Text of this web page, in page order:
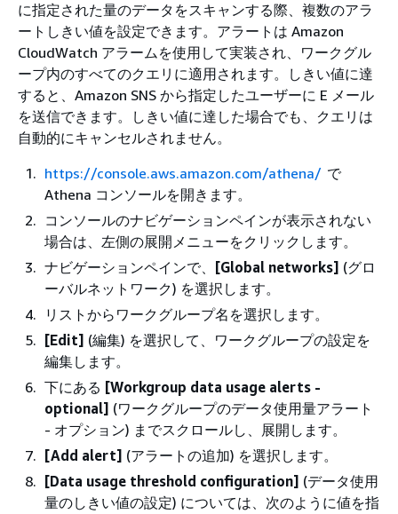
に指定された量のデータをスキャンする際、複数のアラ
ートしきい値を設定できます。アラートは Amazon
CloudWatch アラームを使用して実装され、ワークグル
ープ内のすべてのクエリに適用されます。しきい値に達
すると、Amazon SNS から指定したユーザーに E メール
を送信できます。しきい値に達した場合でも、クエリは
自動的にキャンセルされません。
https://console.aws.amazon.com/athena/ で
Athena コンソールを開きます。
コンソールのナビゲーションペインが表示されない
場合は、左側の展開メニューをクリックします。
ナビゲーションペインで、
[Global networks] (グロ
ーバルネットワーク) を選択します。
リストからワークグループ名を選択します。
[Edit] (編集) を選択して、ワークグループの設定を
編集します。
下にある [Workgroup data usage alerts -
optional] (ワークグループのデータ使用量アラート
- オプション) までスクロールし、展開します。
[Add alert] (アラートの追加) を選択します。
[Data usage threshold configuration] (データ使用
量のしきい値の設定) については、次のように値を指